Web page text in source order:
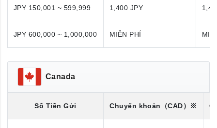
JPY 150,001 ~ 599,999 1,400 JPY
JPY 600,000 ~ 1,000,000 MIỄN PHÍ
Canada
Số Tiền Gửi Chuyển khoản （CAD）※